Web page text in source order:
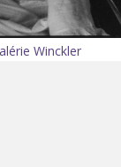
Winckler